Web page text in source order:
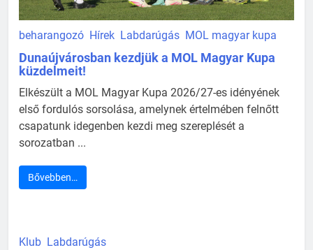
beharangozó Hírek Labdarúgás MOL magyar kupa
Dunaújvárosban kezdjük a MOL Magyar Kupa
küzdelmeit!
Elkészült a MOL Magyar Kupa 2026/27-es idényének
első fordulós sorsolása, amelynek értelmében felnőtt
csapatunk idegenben kezdi meg szereplését a
sorozatban ...
Bővebben…
Klub Labdarúgás